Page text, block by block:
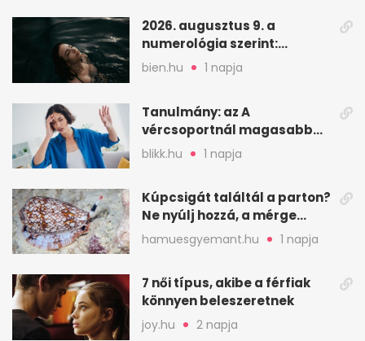
2026. augusztus 9. a
numerológia szerint:
lezárás, megbocsátás,
bien.hu 1 napja
Tanulmány: az A
vércsoportnál magasabb
lehet a sztrók kockázata
blikk.hu 1 napja
Kúpcsigát találtál a parton?
Ne nyúlj hozzá, a mérge
halálos is lehet
hamuesgyemant.hu 1 napja
7 női típus, akibe a férfiak
könnyen beleszeretnek
joy.hu 2 napja